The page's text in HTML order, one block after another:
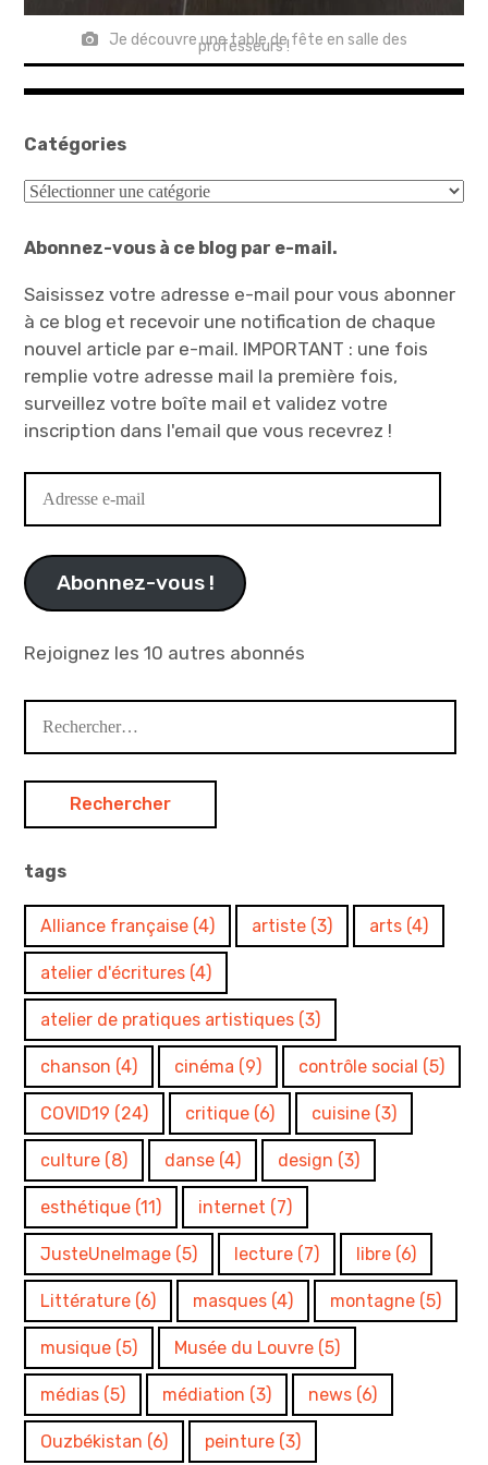
Je découvre une table de fête en salle des
professeurs !
Catégories
Catégories
Abonnez-vous à ce blog par e-mail.
Saisissez votre adresse e-mail pour vous abonner
à ce blog et recevoir une notification de chaque
nouvel article par e-mail. IMPORTANT : une fois
remplie votre adresse mail la première fois,
surveillez votre boîte mail et validez votre
inscription dans l'email que vous recevrez !
e-
Abonnez-vous !
Rejoignez les 10 autres abonnés
tags
Alliance française (4) artiste (3) arts (4)
atelier d'écritures (4)
atelier de pratiques artistiques (3)
chanson (4) cinéma (9) contrôle social (5)
COVID19 (24) critique (6) cuisine (3)
culture (8) danse (4) design (3)
esthétique (11) internet (7)
JusteUneImage (5) lecture (7) libre (6)
Littérature (6) masques (4) montagne (5)
musique (5) Musée du Louvre (5)
médias (5) médiation (3) news (6)
Ouzbékistan (6) peinture (3)